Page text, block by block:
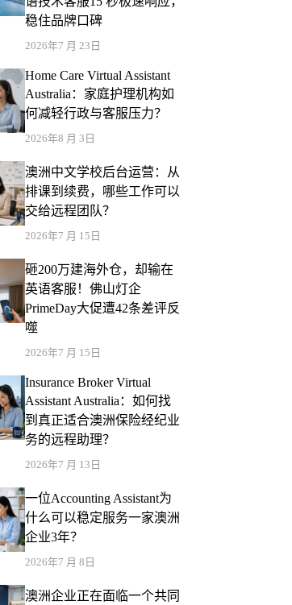
稳住品牌口碑
2026年7 月 23日
Home Care Virtual Assistant
Australia：家庭护理机构如
何减轻行政与客服压力？
2026年8 月 3日
澳洲中文学校后台运营：从
排课到续费，哪些工作可以
交给远程团队？
2026年7 月 15日
砸200万建海外仓，却输在
英语客服！佛山灯企
PrimeDay大促遭42条差评反
噬
2026年7 月 15日
Insurance Broker Virtual
Assistant Australia：如何找
到真正适合澳洲保险经纪业
务的远程助理？
2026年7 月 13日
一位Accounting Assistant为
什么可以稳定服务一家澳洲
企业3年？
2026年7 月 8日
澳洲企业正在面临一个共同